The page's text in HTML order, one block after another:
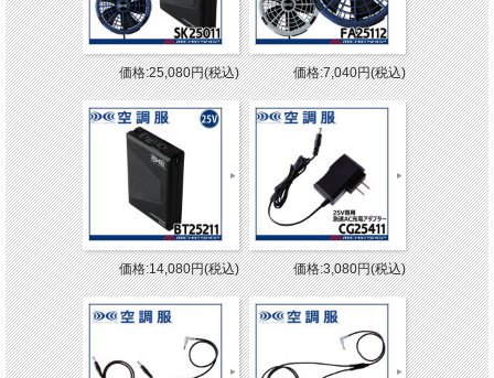
価格:25,080円(税込) 価格:7,040円(税込)
価格:14,080円(税込) 価格:3,080円(税込)